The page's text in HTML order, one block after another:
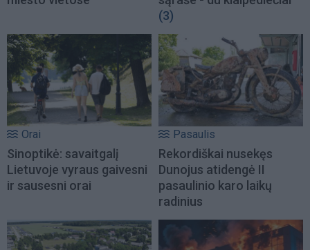
(3)
Orai
Sinoptikė: savaitgalį
Lietuvoje vyraus gaivesni
ir sausesni orai
Pasaulis
Rekordiškai nusekęs
Dunojus atidengė II
pasaulinio karo laikų
radinius